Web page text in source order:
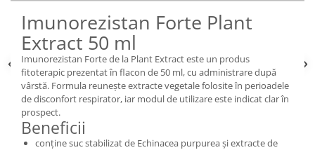
Imunorezistan Forte Plant
Extract 50 ml
Imunorezistan Forte de la Plant Extract este un produs
fitoterapic prezentat în flacon de 50 ml, cu administrare după
vârstă. Formula reunește extracte vegetale folosite în perioadele
de disconfort respirator, iar modul de utilizare este indicat clar în
prospect.
Beneficii
conține suc stabilizat de Echinacea purpurea și extracte de